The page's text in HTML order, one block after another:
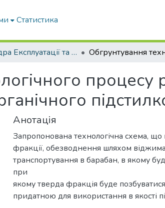
Статистика
Кафедра Експлуатації та технічного сервісу машин
процесу
Анотація
Запропонована технологічна схема,
фракції, обезводнення шляхом
транспортування в барабан, в якому
при
якому тверда фракція буде позбуватися
придатною для використання в якості